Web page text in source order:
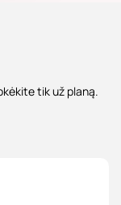
tik už planą.